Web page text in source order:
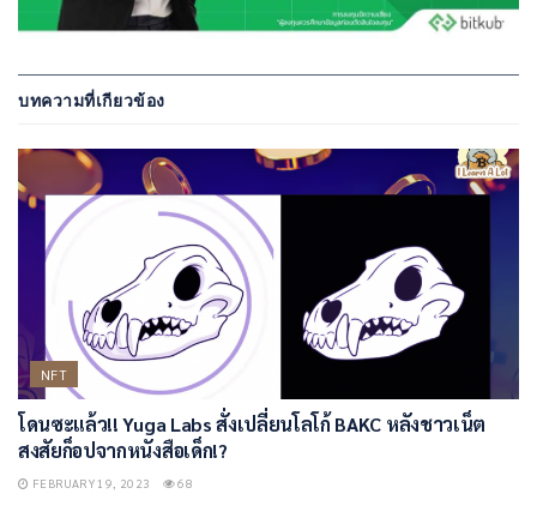
บทความที่เกียวข้อง
NFT
โดนซะแล้ว!! Yuga Labs สั่งเปลี่ยนโลโก้ BAKC หลังชาวเน็ต
สงสัยก็อปจากหนังสือเด็ก!?
FEBRUARY 19, 2023 68